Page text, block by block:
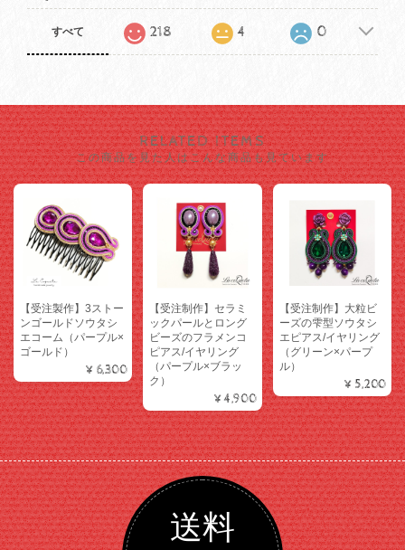
すべて 218 4 0
RELATED ITEMS
この商品を見た人はこんな商品も見ています
【受注製作】3ストー
ンゴールドソウタシ
エコーム（パープル×
ゴールド）
¥6,300
【受注制作】セラミ
ックパールとロング
ビーズのフラメンコ
ピアス/イヤリング
（パープル×ブラッ
ク）
¥4,900
【受注制作】大粒ビ
ーズの雫型ソウタシ
エピアス/イヤリング
（グリーン×パープ
ル）
¥5,200
送料